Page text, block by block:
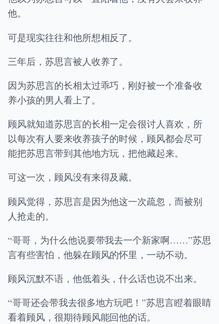
他。
可是现实往往和他所想相反了。
三年后，苏思言被人收养了。
因为苏思言的长相太过乖巧，刚好被一个准备收
养小孩的男人看上了。
顾风就知道苏思言的长相一定会很讨人喜欢，所
以每次有人要来收养孩子的时候，顾风都会尽可
能把苏思言带到其他地方玩，把他藏起来。
可这一次，顾风没有来得及藏。
顾风觉得，苏思言是因为他这一次疏忽，而被别
人抢走的。
“哥哥，为什么他说要带我去一个新家啊……”苏思
言有些害怕，他躲在顾风的怀里，一动不动。
顾风沉默不语，他低着头，什么话也说不出来。
“哥哥还会带我去很多地方玩吧！”苏思言瞪着眼睛
看着顾风，很期待顾风能回他的话。